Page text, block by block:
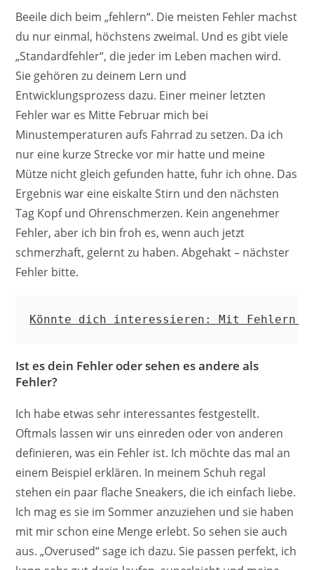
Beeile dich beim „fehlern“. Die meisten Fehler machst
du nur einmal, höchstens zweimal. Und es gibt viele
„Standardfehler“, die jeder im Leben machen wird.
Sie gehören zu deinem Lern und
Entwicklungsprozess dazu. Einer meiner letzten
Fehler war es Mitte Februar mich bei
Minustemperaturen aufs Fahrrad zu setzen. Da ich
nur eine kurze Strecke vor mir hatte und meine
Mütze nicht gleich gefunden hatte, fuhr ich ohne. Das
Ergebnis war eine eiskalte Stirn und den nächsten
Tag Kopf und Ohrenschmerzen. Kein angenehmer
Fehler, aber ich bin froh es, wenn auch jetzt
schmerzhaft, gelernt zu haben. Abgehakt – nächster
Fehler bitte.
Könnte dich interessieren: Mit Fehlern
Ist es dein Fehler oder sehen es andere als
Fehler?
Ich habe etwas sehr interessantes festgestellt.
Oftmals lassen wir uns einreden oder von anderen
definieren, was ein Fehler ist. Ich möchte das mal an
einem Beispiel erklären. In meinem Schuh regal
stehen ein paar flache Sneakers, die ich einfach liebe.
Ich mag es sie im Sommer anzuziehen und sie haben
mit mir schon eine Menge erlebt. So sehen sie auch
aus. „Overused“ sage ich dazu. Sie passen perfekt, ich